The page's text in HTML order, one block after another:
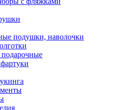
подушки, наволочки